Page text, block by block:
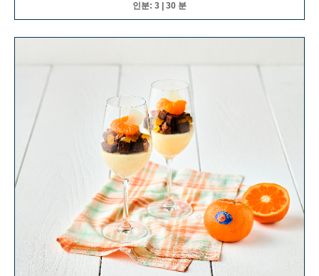
인분: 3 | 30 분